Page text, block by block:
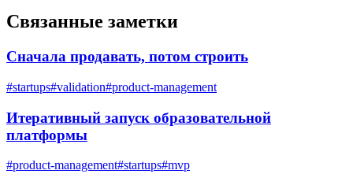
Связанные заметки
Сначала продавать, потом строить
#startups#validation#product-management
Итеративный запуск образовательной
платформы
#product-management#startups#mvp